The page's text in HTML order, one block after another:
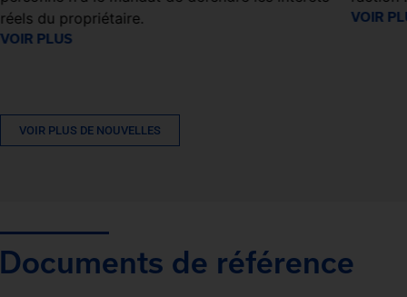
réels du propriétaire.
VOIR PLUS
VOIR
VOIR PLUS DE NOUVELLES
Documents de référence